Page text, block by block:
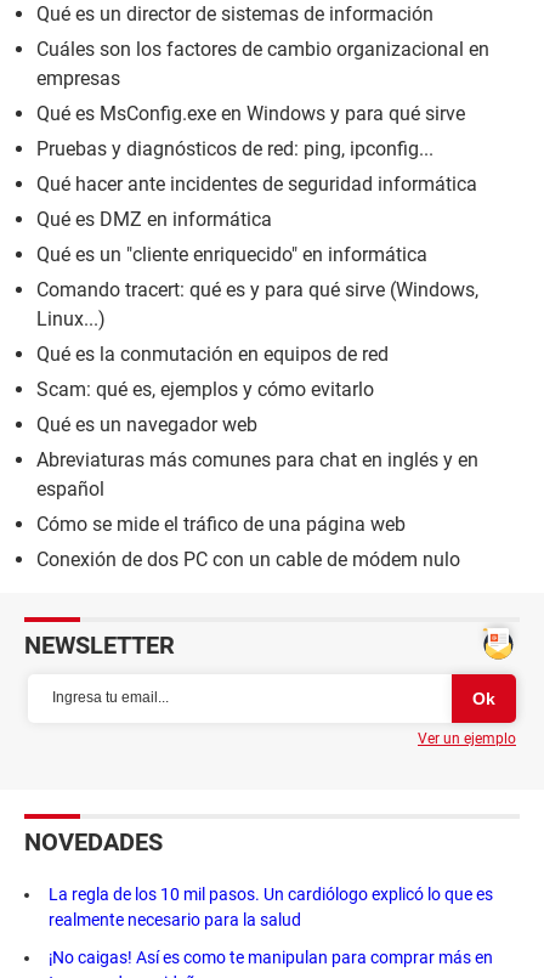
Qué es un director de sistemas de información
Cuáles son los factores de cambio organizacional en
empresas
Qué es MsConfig.exe en Windows y para qué sirve
Pruebas y diagnósticos de red: ping, ipconfig...
Qué hacer ante incidentes de seguridad informática
Qué es DMZ en informática
Qué es un "cliente enriquecido" en informática
Comando tracert: qué es y para qué sirve (Windows,
Linux...)
Qué es la conmutación en equipos de red
Scam: qué es, ejemplos y cómo evitarlo
Qué es un navegador web
Abreviaturas más comunes para chat en inglés y en
español
Cómo se mide el tráfico de una página web
Conexión de dos PC con un cable de módem nulo
NEWSLETTER
Ver un ejemplo
NOVEDADES
La regla de los 10 mil pasos. Un cardiólogo explicó lo que es
realmente necesario para la salud
¡No caigas! Así es como te manipulan para comprar más en